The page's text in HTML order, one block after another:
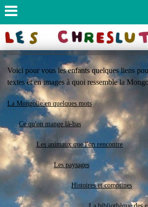
Voici pour vous les enfants quelques liens
textes et en images à quoi ressemble la
La Mongolie en quelques mots
Ce qu'on mange là-bas
Les animaux que l'on rencontre
Les paysages
Histoires et comptines